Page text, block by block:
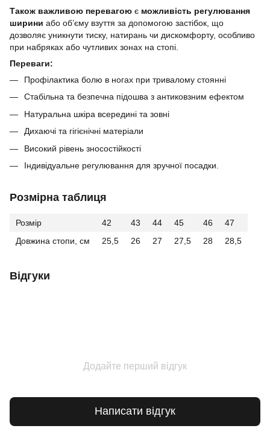
Також важливою перевагою є можливість регулювання
ширини або об’єму взуття за допомогою застібок, що
дозволяє уникнути тиску, натирань чи дискомфорту, особливо
при набряках або чутливих зонах на стопі.
Переваги:
Профілактика болю в ногах при тривалому стоянні
Стабільна та безпечна підошва з антиковзним ефектом
Натуральна шкіра всередині та зовні
Дихаючі та гігієнічні матеріали
Високий рівень зносостійкості
Індивідуальне регулювання для зручної посадки.
Розмірна таблиця
Розмір 42 43 44 45 46
47
Довжина стопи, см
25,5 26 27 27,5 28 28,5
Відгуки
Додайте перший відгук
Написати відгук